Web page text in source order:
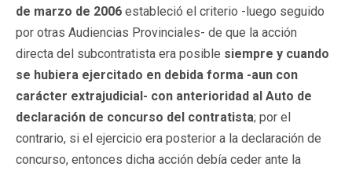
de marzo de 2006 estableció el criterio -luego seguido
por otras Audiencias Provinciales- de que la acción
directa del subcontratista era posible siempre y cuando
se hubiera ejercitado en debida forma -aun con
carácter extrajudicial- con anterioridad al Auto de
declaración de concurso del contratista; por el
contrario, si el ejercicio era posterior a la declaración de
concurso, entonces dicha acción debía ceder ante la